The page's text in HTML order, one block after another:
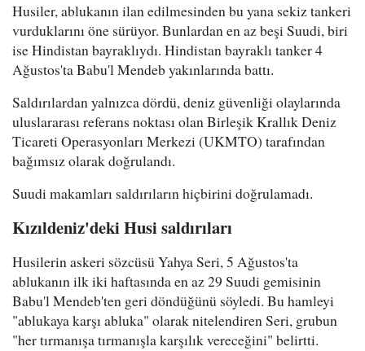
Husiler, ablukanın ilan edilmesinden bu yana sekiz tankeri
vurduklarını öne sürüyor. Bunlardan en az beşi Suudi, biri
ise Hindistan bayraklıydı. Hindistan bayraklı tanker 4
Ağustos'ta Babu'l Mendeb yakınlarında battı.
Saldırılardan yalnızca dördü, deniz güvenliği olaylarında
uluslararası referans noktası olan Birleşik Krallık Deniz
Ticareti Operasyonları Merkezi (UKMTO) tarafından
bağımsız olarak doğrulandı.
Suudi makamları saldırıların hiçbirini doğrulamadı.
Kızıldeniz'deki Husi saldırıları
Husilerin askeri sözcüsü Yahya Seri, 5 Ağustos'ta
ablukanın ilk iki haftasında en az 29 Suudi gemisinin
Babu'l Mendeb'ten geri döndüğünü söyledi. Bu hamleyi
"ablukaya karşı abluka" olarak nitelendiren Seri, grubun
"her tırmanışa tırmanışla karşılık vereceğini" belirtti.